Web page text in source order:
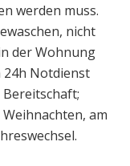
werden muss.
nicht
der Wohnung
24h Notdienst
am